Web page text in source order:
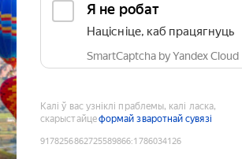
Я не робат
Націсніце, каб працягнуць
SmartCaptcha by Yandex Cloud
Калі ў вас узніклі праблемы, калі ласка,
скарыстайцеформай зваротнай сувязі
9178256862725589866:1786034126